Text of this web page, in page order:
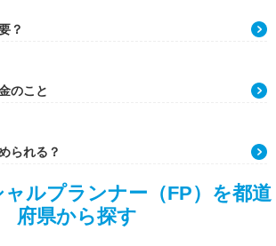
？
のこと
られる？
ルプランナー（FP）を都道
府県から探す